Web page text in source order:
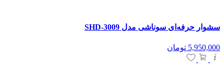
سشوار حرفه‌ای سوناشی مدل SHD-3009
5,950,000 تومان